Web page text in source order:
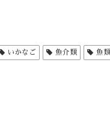
いかなご 魚介類 魚類